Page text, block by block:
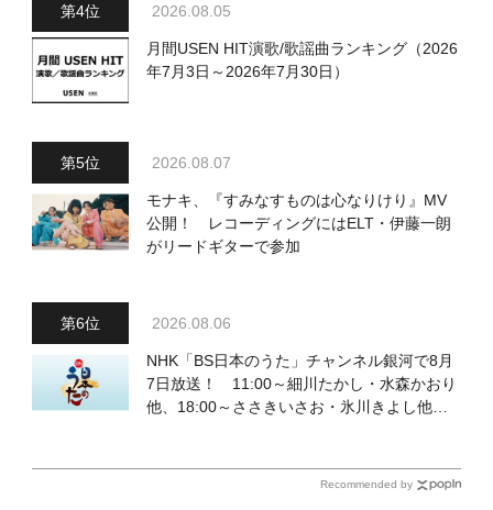
2026.08.05
月間USEN HIT演歌/歌謡曲ランキング（2026
年7月3日～2026年7月30日）
2026.08.07
モナキ、『すみなすものは心なりけり』MV
公開！ レコーディングにはELT・伊藤一朗
がリードギターで参加
2026.08.06
NHK「BS日本のうた」チャンネル銀河で8月
7日放送！ 11:00～細川たかし・水森かおり
他、18:00～ささきいさお・氷川きよし他登
Recommended by